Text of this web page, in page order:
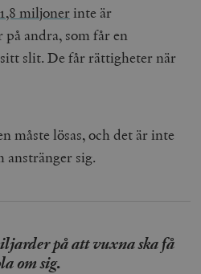
1,8 miljonerinte är
andra, som får en
slit. De får rättigheter när
måste lösas, och det är inte
sig.
på att vuxna ska få
om sig.